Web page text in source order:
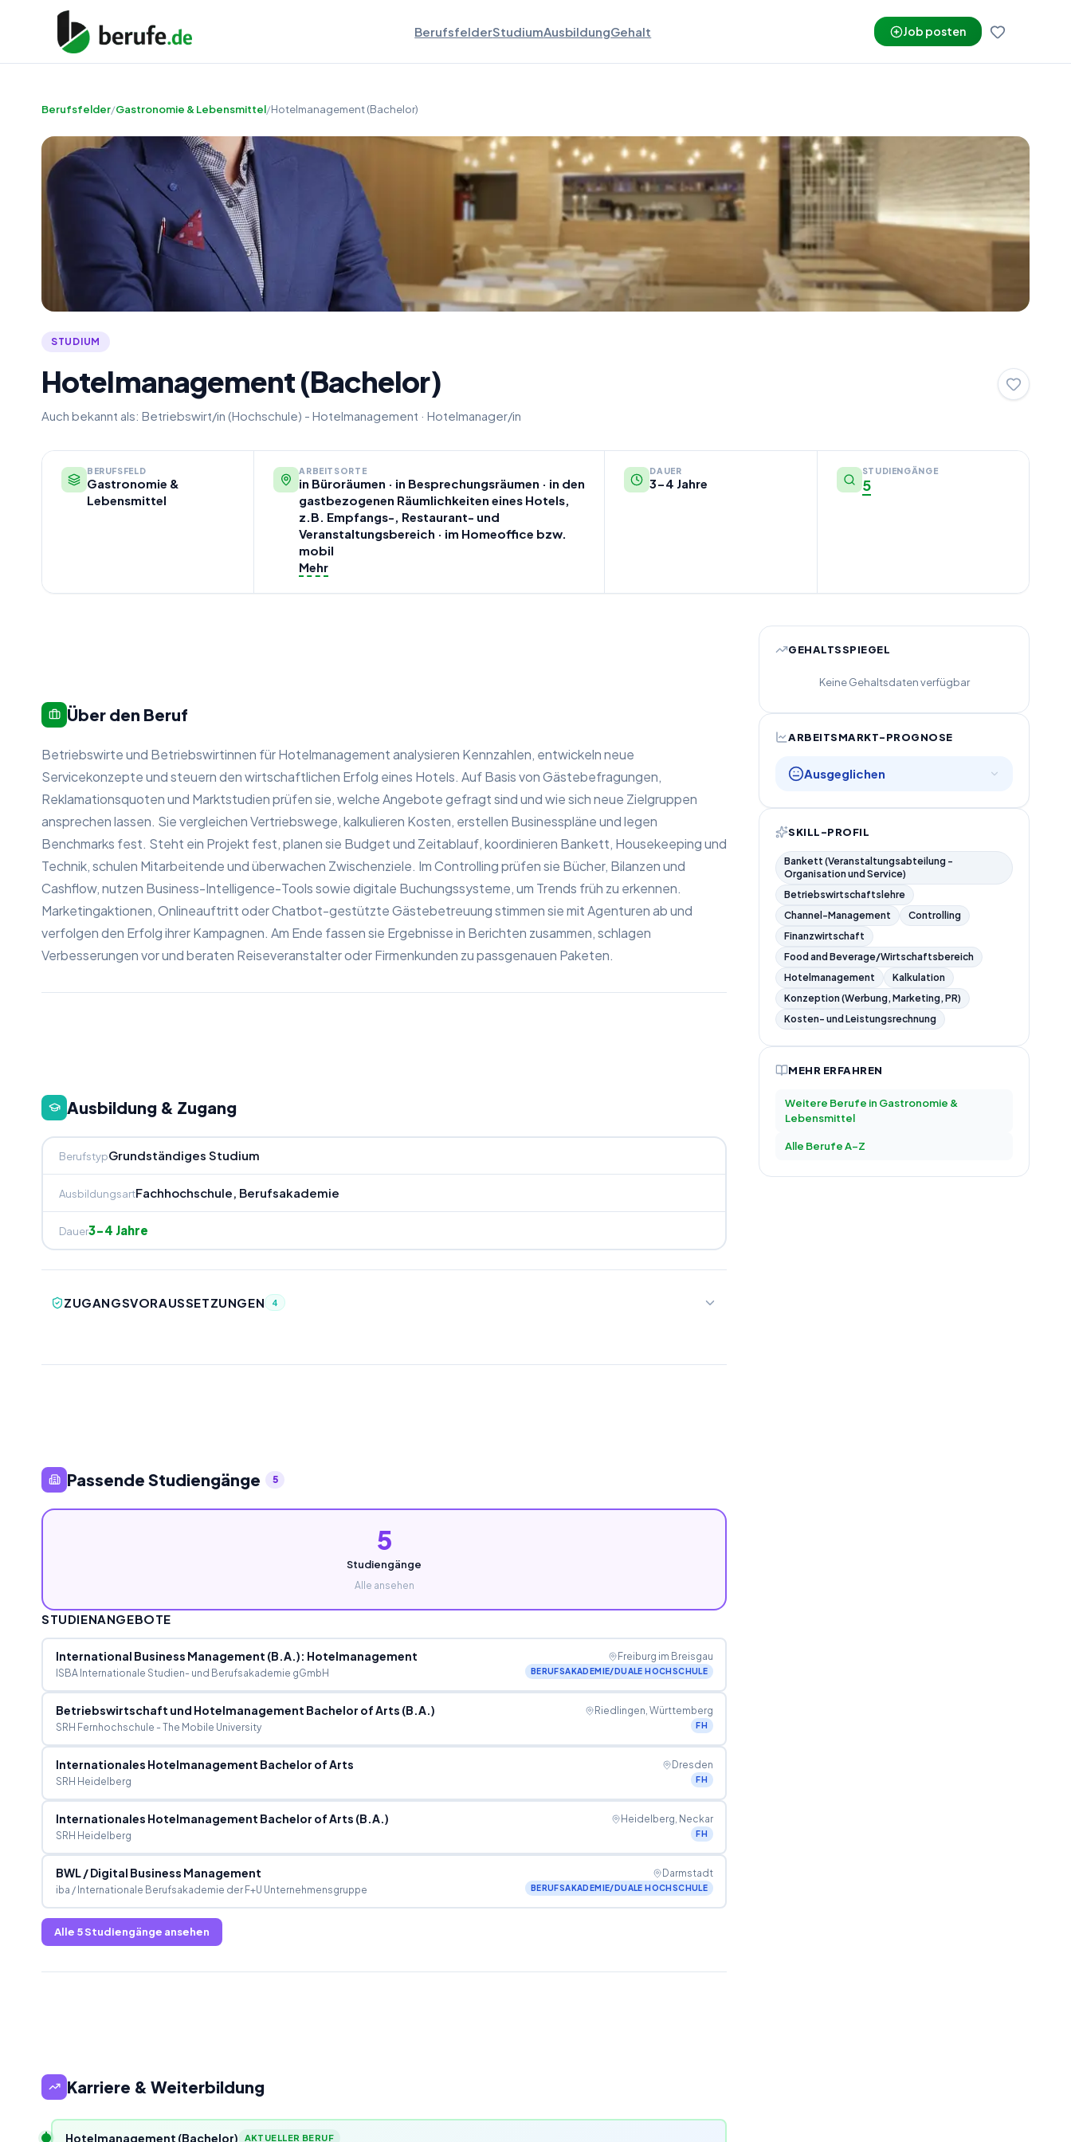
BerufsfelderStudiumAusbildungGehalt Job posten
Berufsfelder/Gastronomie & Lebensmittel/Hotelmanagement (Bachelor)
STUDIUM
Hotelmanagement (Bachelor)
Auch bekannt als: Betriebswirt/in (Hochschule) - Hotelmanagement · Hotelmanager/in
BERUFSFELD
Gastronomie &
Lebensmittel
ARBEITSORTE
in Büroräumen · in Besprechungsräumen · in den
gastbezogenen Räumlichkeiten eines Hotels,
z.B. Empfangs-, Restaurant- und
Veranstaltungsbereich · im Homeoffice bzw.
mobil
Mehr
DAUER
3-4 Jahre
STUDIENGÄNGE
5
Über den Beruf
Betriebswirte und Betriebswirtinnen für Hotelmanagement analysieren Kennzahlen, entwickeln neue
Servicekonzepte und steuern den wirtschaftlichen Erfolg eines Hotels. Auf Basis von Gästebefragungen,
Reklamationsquoten und Marktstudien prüfen sie, welche Angebote gefragt sind und wie sich neue Zielgruppen
ansprechen lassen. Sie vergleichen Vertriebswege, kalkulieren Kosten, erstellen Businesspläne und legen
Benchmarks fest. Steht ein Projekt fest, planen sie Budget und Zeitablauf, koordinieren Bankett, Housekeeping und
Technik, schulen Mitarbeitende und überwachen Zwischenziele. Im Controlling prüfen sie Bücher, Bilanzen und
Cashflow, nutzen Business-Intelligence-Tools sowie digitale Buchungssysteme, um Trends früh zu erkennen.
Marketingaktionen, Onlineauftritt oder Chatbot-gestützte Gästebetreuung stimmen sie mit Agenturen ab und
verfolgen den Erfolg ihrer Kampagnen. Am Ende fassen sie Ergebnisse in Berichten zusammen, schlagen
Verbesserungen vor und beraten Reiseveranstalter oder Firmenkunden zu passgenauen Paketen.
Ausbildung & Zugang
BerufstypGrundständiges Studium
AusbildungsartFachhochschule, Berufsakademie
Dauer3-4 Jahre
ZUGANGSVORAUSSETZUNGEN 4
Passende Studiengänge 5
5
Studiengänge
Alle ansehen
STUDIENANGEBOTE
International Business Management (B.A.): Hotelmanagement
ISBA Internationale Studien- und Berufsakademie gGmbH
Freiburg im Breisgau
BERUFSAKADEMIE/DUALE HOCHSCHULE
Betriebswirtschaft und Hotelmanagement Bachelor of Arts (B.A.)
SRH Fernhochschule - The Mobile University
Riedlingen, Württemberg
FH
Internationales Hotelmanagement Bachelor of Arts
SRH Heidelberg
Dresden
FH
Internationales Hotelmanagement Bachelor of Arts (B.A.)
SRH Heidelberg
Heidelberg, Neckar
FH
BWL / Digital Business Management
iba / Internationale Berufsakademie der F+U Unternehmensgruppe
Darmstadt
BERUFSAKADEMIE/DUALE HOCHSCHULE
Alle 5Studiengänge ansehen
Karriere & Weiterbildung
Hotelmanagement (Bachelor) AKTUELLER BERUF
GEHALTSSPIEGEL
Keine Gehaltsdaten verfügbar
ARBEITSMARKT-PROGNOSE
Ausgeglichen
SKILL-PROFIL
Bankett (Veranstaltungsabteilung -
Organisation und Service)
Betriebswirtschaftslehre
Channel-Management
Controlling
Finanzwirtschaft
Food and Beverage/Wirtschaftsbereich
Hotelmanagement
Kalkulation
Konzeption (Werbung, Marketing, PR)
Kosten- und Leistungsrechnung
MEHR ERFAHREN
Weitere Berufe in Gastronomie &
Lebensmittel
Alle Berufe A–Z